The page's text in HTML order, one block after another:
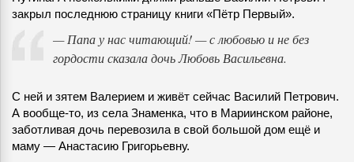
закрыл последнюю страницу книги «Пётр Первый».
— Папа у нас читающий! — с любовью и не без
гордости сказала дочь Любовь Васильевна.
С ней и зятем Валерием и живёт сейчас Василий Петрович.
А вообще-то, из села Знаменка, что в Мариинском районе,
заботливая дочь перевозила в свой большой дом ещё и
маму — Анастасию Григорьевну.